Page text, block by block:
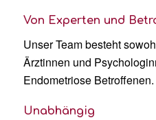
Von Experten und
Unser Team besteht
Ärztinnen und
Endometriose Betroffenen.
Unabhängig